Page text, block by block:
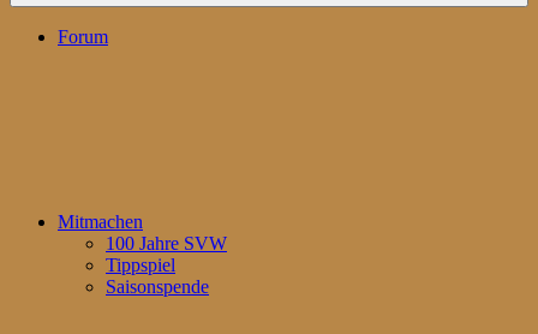
Forum
Mitmachen
100 Jahre SVW
Tippspiel
Saisonspende